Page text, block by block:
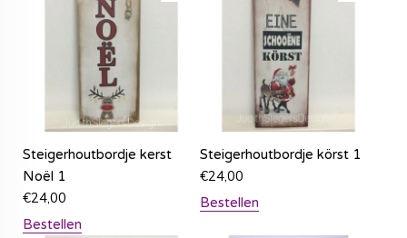
Steigerhoutbordje kerst
Noël 1
€24,00
Bestellen
Steigerhoutbordje körst 1
€24,00
Bestellen